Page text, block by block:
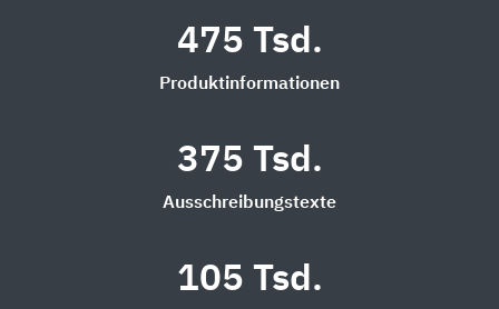
475 Tsd.
Produktinformationen
375 Tsd.
Ausschreibungstexte
105 Tsd.